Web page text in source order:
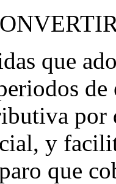
que
de
por
y
que